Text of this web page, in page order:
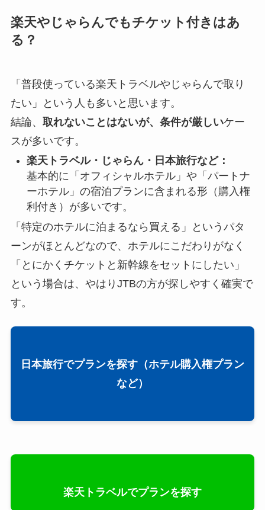
楽天やじゃらんでもチケット付きはあ
る？
「普段使っている楽天トラベルやじゃらんで取り
たい」という人も多いと思います。
結論、 取れないことはないが、条件が厳しいケー
スが多いです。
楽天トラベル・じゃらん・日本旅行など：
基本的に「オフィシャルホテル」や「パートナ
ーホテル」の宿泊プランに含まれる形（購入権
利付き）が多いです。
「特定のホテルに泊まるなら買える」というパタ
ーンがほとんどなので、ホテルにこだわりがなく
「とにかくチケットと新幹線をセットにしたい」
という場合は、やはりJTBの方が探しやすく確実で
す。
日本旅行でプランを探す（ホテル購入権プラン
など）
楽天トラベルでプランを探す